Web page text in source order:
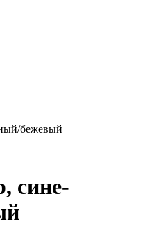
бежевый
сине-